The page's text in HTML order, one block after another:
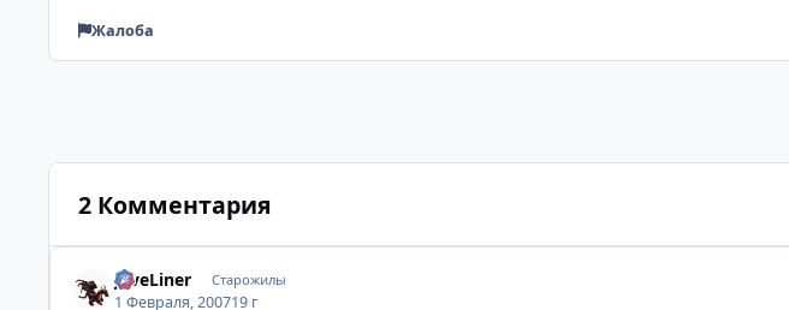
Жалоба
2 Комментария
JaveLiner Старожилы
1 Февраля, 200719 г